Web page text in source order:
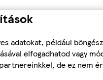
adatokat, például
elfogadhatod vagy
de ez nem